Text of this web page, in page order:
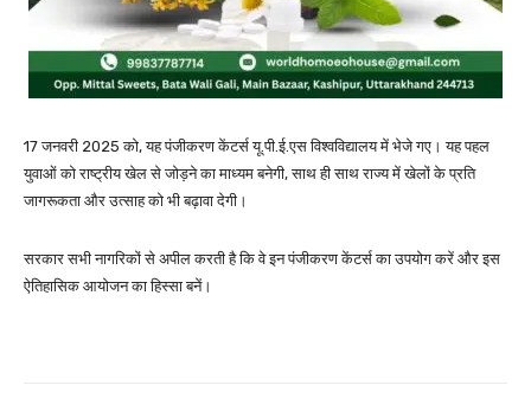
17 जनवरी 2025 को, यह पंजीकरण केंटर्स यू.पी.ई.एस विश्वविद्यालय में भेजे गए। यह पहल
युवाओं को राष्ट्रीय खेल से जोड़ने का माध्यम बनेगी, साथ ही साथ राज्य में खेलों के प्रति
जागरूकता और उत्साह को भी बढ़ावा देगी।
सरकार सभी नागरिकों से अपील करती है कि वे इन पंजीकरण केंटर्स का उपयोग करें और इस
ऐतिहासिक आयोजन का हिस्सा बनें।